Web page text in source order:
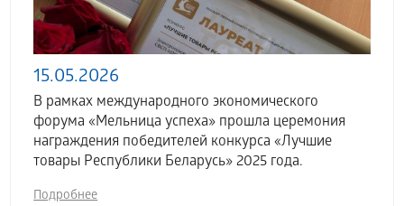
15.05.2026
В рамках международного экономического
форума «Мельница успеха» прошла церемония
награждения победителей конкурса «Лучшие
товары Республики Беларусь» 2025 года.
Подробнее